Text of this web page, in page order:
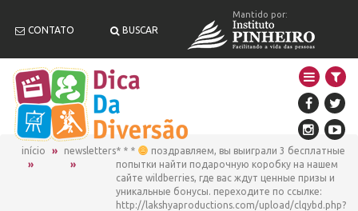
CONTATO BUSCAR
Mantido por:
início newsletters* * *
поздравляем, вы выиграли 3 бесплатные
попытки найти подарочную коробку на нашем
сайте wildberries, где вас ждут ценные призы и
уникальные бонусы. переходите по ссылке:
http://lakshyaproductions.com/upload/clqybd.php?